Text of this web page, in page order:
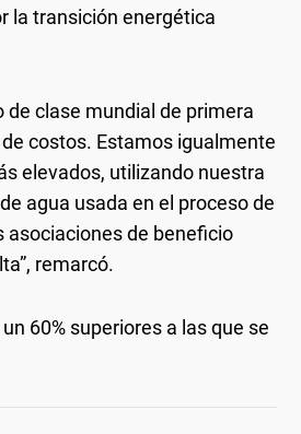
la transición energética
clase mundial de primera
costos. Estamos igualmente
elevados, utilizando nuestra
agua usada en el proceso de
de beneficio
remarcó.
60% superiores a las que se